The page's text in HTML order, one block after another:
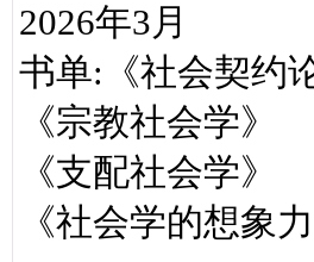
2026年3月
书单:《社会契约
《宗教社会学》
《支配社会学》
《社会学的想象力